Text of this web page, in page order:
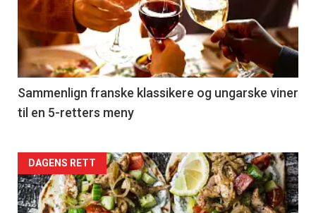
akkurat
nå
-
5
Sammenlign franske klassikere og ungarske viner
til en 5-retters meny
Forsiden
akkurat
DAGENS RETT